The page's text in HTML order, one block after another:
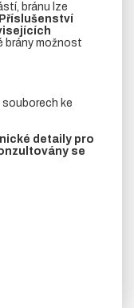
bránu lze
Příslušenství
brány možnost
ke
detaily pro
se